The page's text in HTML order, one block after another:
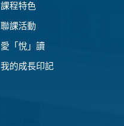
課程特色
聯課活動
愛「悅」讀
我的成長印記